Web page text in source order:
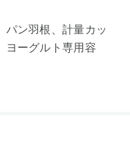
パン羽根、計量カッ
ヨーグルト専用容